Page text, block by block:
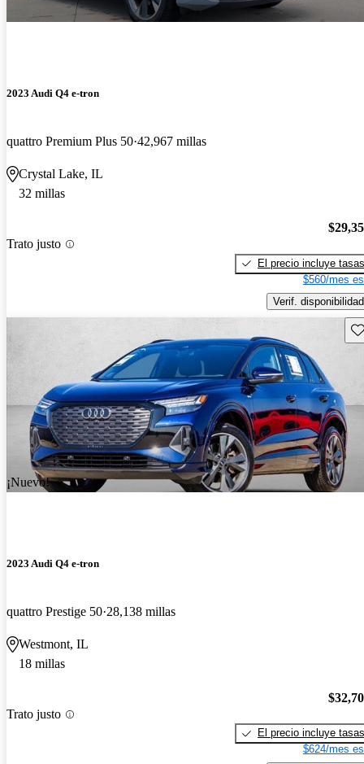
2023 Audi Q4 e-tron
quattro Premium Plus 50 42,967 millas
Crystal Lake, IL
32 millas
Trato justo
El precio incluye tasas
$560/mes
Verif. disponibilidad
¡Nuevo!
2023 Audi Q4 e-tron
quattro Prestige 50 28,138 millas
Westmont, IL
18 millas
Trato justo
El precio incluye tasas
$624/mes